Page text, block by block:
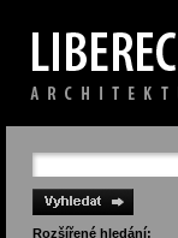
Rozšířené hledání: